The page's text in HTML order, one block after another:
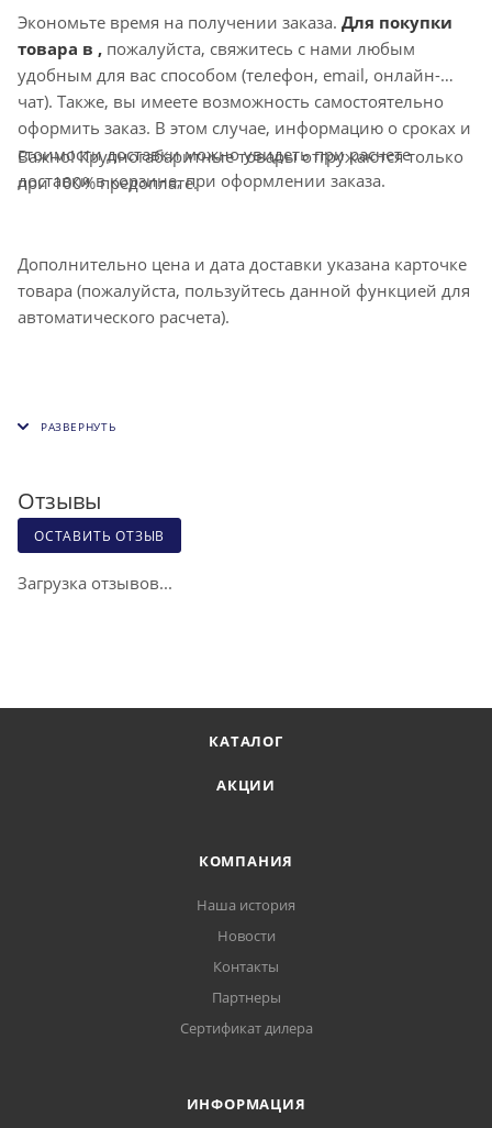
Экономьте время на получении заказа. Для покупки
товара в , пожалуйста, свяжитесь с нами любым
удобным для вас способом (телефон, email, онлайн-
чат). Также, вы имеете возможность самостоятельно
оформить заказ. В этом случае, информацию о сроках и
стоимости доставки можно увидеть при расчете
доставки в корзине, при оформлении заказа.
Важно! Крупногабаритные товары отгружаются только
при 100% предоплате.
Дополнительно цена и дата доставки указана карточке
товара (пожалуйста, пользуйтесь данной функцией для
автоматического расчета).
Отзывы
ОСТАВИТЬ ОТЗЫВ
Загрузка отзывов...
КАТАЛОГ
АКЦИИ
КОМПАНИЯ
Наша история
Новости
Контакты
Партнеры
Сертификат дилера
ИНФОРМАЦИЯ